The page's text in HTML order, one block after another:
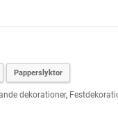
Papperslyktor
dekorationer,